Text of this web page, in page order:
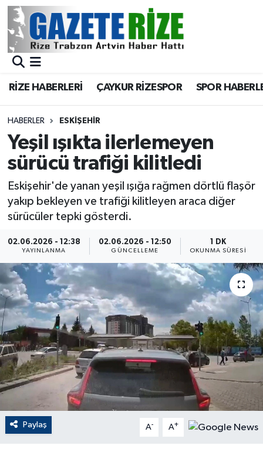
RİZE HABERLERİ ÇAYKUR RİZESPOR SPOR
HABERLER ESKIŞEHIR
Yeşil ışıkta ilerlemeyen
sürücü trafiği kilitledi
Eskişehir'de yanan yeşil ışığa rağmen dörtlü flaşör
yakıp bekleyen ve trafiği kilitleyen araca diğer
sürücüler tepki gösterdi.
02.06.2026 - 12:38
YAYINLANMA
02.06.2026 - 12:50
GÜNCELLEME
1 DK
OKUNMA SÜRESI
Paylaş A- A+
BÖLGEMİZ
Asayiş
Rize Jandarma Komutanlığı
Bilim Teknoloji
Advertising news
Canlı Maç
ÇEVRE
Dış Haberler
Dünya
EĞİTİM
EKONOMİ
English News
Merkez Nöbetçi Eczaneler
Merkez Trafik Yoğunluk Haritası
Süper Lig Puan Durumu ve Fikstür
Tüm Manşetler
Son Dakika Haberleri
Haber Arşivi